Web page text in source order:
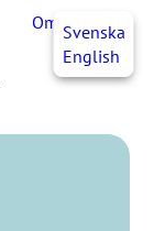
OmaJHLSvenska
English